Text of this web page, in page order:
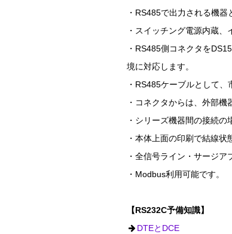
・RS485で出力される機
・スイッチング電源内蔵、
・RS485側コネクタを
境に対応します。
・RS485ケーブルとして
・コネクタからは、外部機
・シリーズ機器間の接続
・本体上面の印刷で結線状
・全信号ライン・サージ
・Modbus利用可能です。
【RS232C予備知識】
DTEとDCE